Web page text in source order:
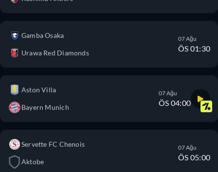
Gamba Osaka
Urawa Red Diamonds
07 Ağu
ÖS 01:30
Aston Villa
Bayern Munich
07 Ağu
ÖS 04:00
Servette FC Chenois
Aktobe
07 Ağu
ÖS 05:00